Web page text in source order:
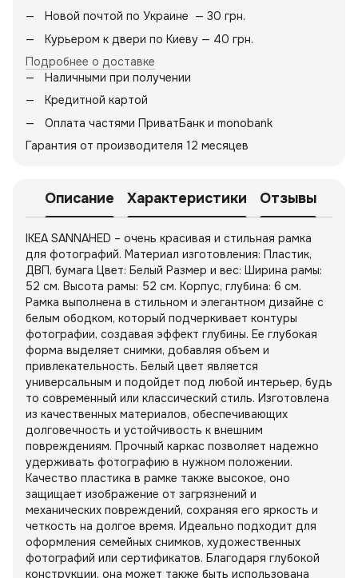
Новой почтой по Украине — 30 грн.
Курьером к двери по Киеву — 40 грн.
Подробнее о доставке
Наличными при получении
Кредитной картой
Оплата частями ПриватБанк и monobank
Гарантия от производителя 12 месяцев
Описание Характеристики Отзывы
IKEA SANNAHED – очень красивая и стильная рамка
для фотографий. Материал изготовления: Пластик,
ДВП, бумага Цвет: Белый Размер и вес: Ширина рамы:
52 см. Высота рамы: 52 см. Корпус, глубина: 6 см.
Рамка выполнена в стильном и элегантном дизайне с
белым ободком, который подчеркивает контуры
фотографии, создавая эффект глубины. Ее глубокая
форма выделяет снимки, добавляя объем и
привлекательность. Белый цвет является
универсальным и подойдет под любой интерьер, будь
то современный или классический стиль. Изготовлена
из качественных материалов, обеспечивающих
долговечность и устойчивость к внешним
повреждениям. Прочный каркас позволяет надежно
удерживать фотографию в нужном положении.
Качество пластика в рамке также высокое, оно
защищает изображение от загрязнений и
механических повреждений, сохраняя его яркость и
четкость на долгое время. Идеально подходит для
оформления семейных снимков, художественных
фотографий или сертификатов. Благодаря глубокой
конструкции, она может также быть использована